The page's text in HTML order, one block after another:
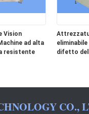
Vision
ad alta
resistente
difetto
CO.,